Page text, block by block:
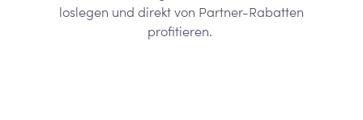
loslegen und direkt von Partner-Rabatten
profitieren.